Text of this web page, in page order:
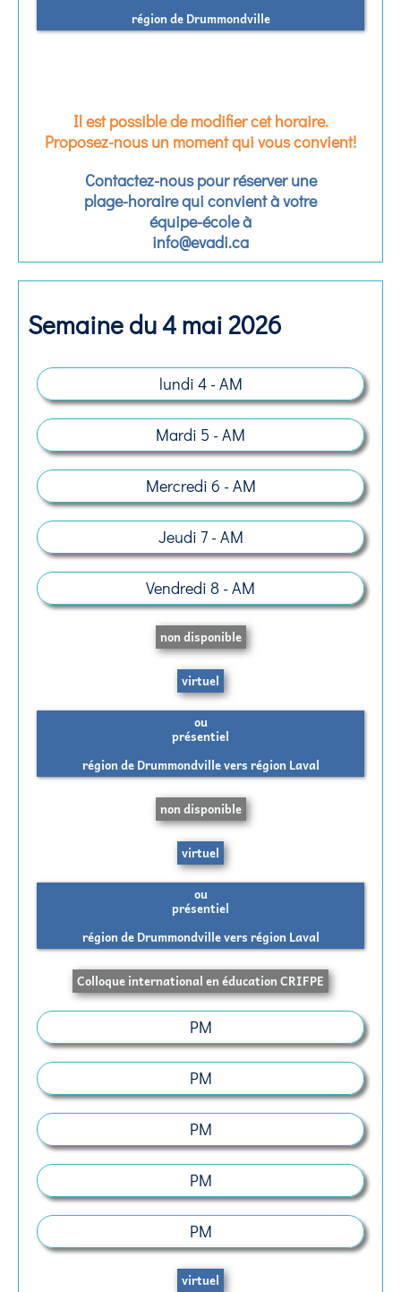
région de Drummondville
Il est possible de modifier cet horaire.
Proposez-nous un moment qui vous convient!
Contactez-nous pour réserver une
plage-horaire qui convient à votre
équipe-école à
info@evadi.ca
Semaine du 4 mai 2026
lundi 4 - AM
Mardi 5 - AM
Mercredi 6 - AM
Jeudi 7 - AM
Vendredi 8 - AM
non disponible
virtuel
ou
présentiel
région de Drummondville vers région Laval
non disponible
virtuel
ou
présentiel
région de Drummondville vers région Laval
Colloque international en éducation CRIFPE
PM
PM
PM
PM
PM
virtuel